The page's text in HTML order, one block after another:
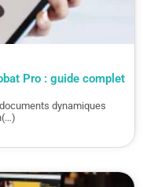
Pro : guide complet
dynamiques